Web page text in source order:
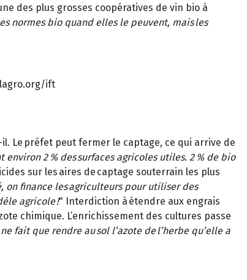
des plus grosses coopératives de vin bio à
normes bio quand elles le peuvent, mais les
ift
Le préfet peut fermer le captage, ce qui arrive de
environ 2 % des surfaces agricoles utiles. 2 % de bio
sur les aires de captage souterrain les plus
on finance les agriculteurs pour utiliser des
agricole !" Interdiction à étendre aux engrais
chimique. L’enrichissement des cultures passe
fait que rendre au sol l’azote de l’herbe qu’elle a